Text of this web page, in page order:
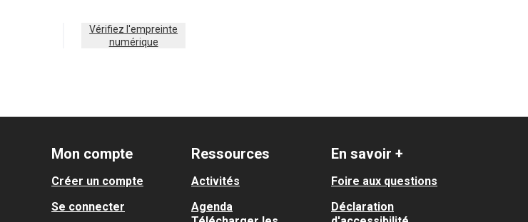
Vérifiez l'empreinte
numérique
Mon compte
Créer un compte
Se connecter
Ressources
Activités
Agenda
En savoir +
Foire aux questions
Déclaration